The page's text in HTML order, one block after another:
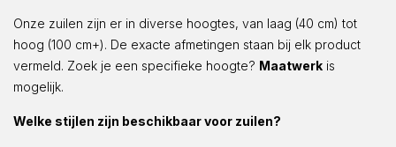
Onze zuilen zijn er in diverse hoogtes, van laag (40 cm) tot
hoog (100 cm+). De exacte afmetingen staan bij elk product
vermeld. Zoek je een specifieke hoogte? Maatwerk is
mogelijk.
Welke stijlen zijn beschikbaar voor zuilen?